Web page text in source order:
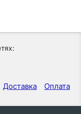
Доставка Оплата